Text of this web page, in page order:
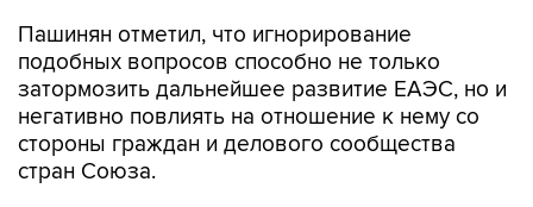
Пашинян отметил, что игнорирование
подобных вопросов способно не только
затормозить дальнейшее развитие ЕАЭС, но и
негативно повлиять на отношение к нему со
стороны граждан и делового сообщества
стран Союза.